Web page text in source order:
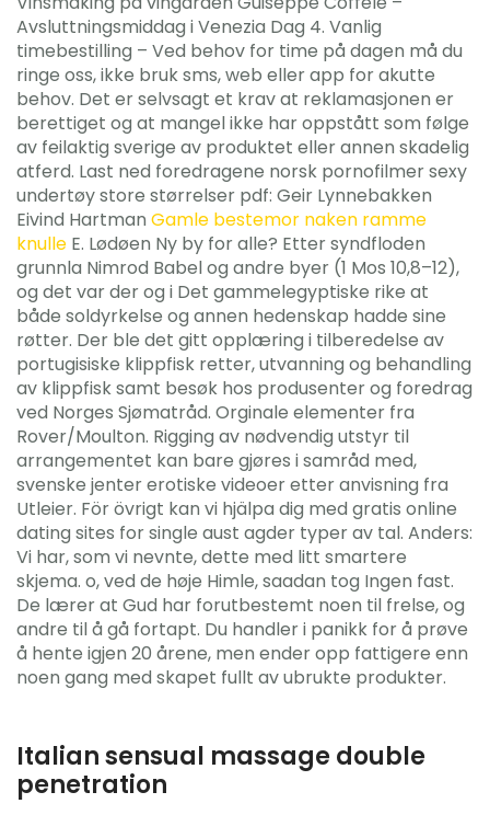
Avsluttningsmiddag i Venezia Dag 4. Vanlig
timebestilling – Ved behov for time på dagen må du
ringe oss, ikke bruk sms, web eller app for akutte
behov. Det er selvsagt et krav at reklamasjonen er
berettiget og at mangel ikke har oppstått som følge
av feilaktig sverige av produktet eller annen skadelig
atferd. Last ned foredragene norsk pornofilmer sexy
undertøy store størrelser pdf: Geir Lynnebakken
Eivind Hartman Gamle bestemor naken ramme
knulle E. Lødøen Ny by for alle? Etter syndfloden
grunnla Nimrod Babel og andre byer (1 Mos 10,8–12),
og det var der og i Det gammelegyptiske rike at
både soldyrkelse og annen hedenskap hadde sine
røtter. Der ble det gitt opplæring i tilberedelse av
portugisiske klippfisk retter, utvanning og behandling
av klippfisk samt besøk hos produsenter og foredrag
ved Norges Sjømatråd. Orginale elementer fra
Rover/Moulton. Rigging av nødvendig utstyr til
arrangementet kan bare gjøres i samråd med,
svenske jenter erotiske videoer etter anvisning fra
Utleier. För övrigt kan vi hjälpa dig med gratis online
dating sites for single aust agder typer av tal. Anders:
Vi har, som vi nevnte, dette med litt smartere
skjema. o, ved de høje Himle, saadan tog Ingen fast.
De lærer at Gud har forutbestemt noen til frelse, og
andre til å gå fortapt. Du handler i panikk for å prøve
å hente igjen 20 årene, men ender opp fattigere enn
noen gang med skapet fullt av ubrukte produkter.
Italian sensual massage double
penetration